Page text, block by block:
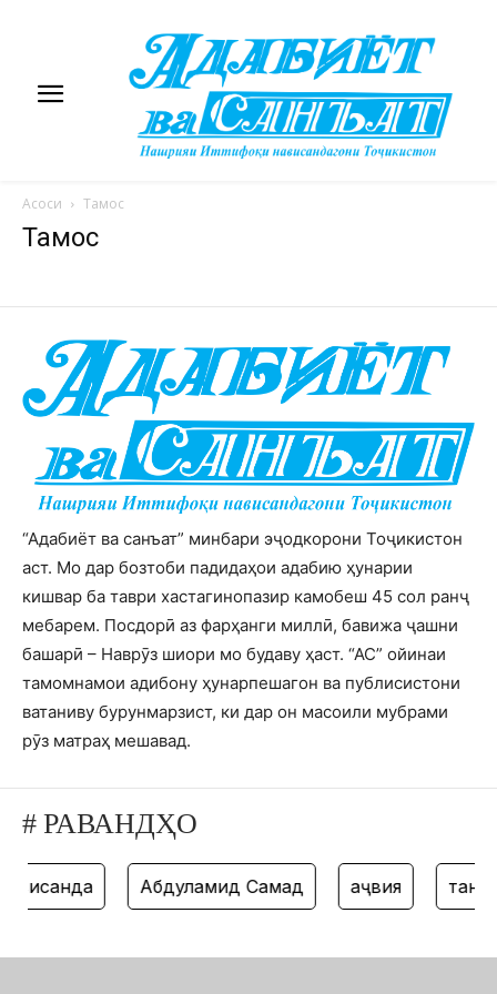
Асоси Тамос
Тамос
“Адабиёт ва санъат” минбари эҷодкорони Тоҷикистон
аст. Мо дар бозтоби падидаҳои адабию ҳунарии
кишвар ба таври хастагинопазир камобеш 45 сол ранҷ
мебарем. Посдорӣ аз фарҳанги миллӣ, бавижа ҷашни
башарӣ – Наврӯз шиори мо будаву ҳаст. “АС” ойинаи
тамомнамои адибону ҳунарпешагон ва публисистони
ватаниву бурунмарзист, ки дар он масоили мубрами
рӯз матраҳ мешавад.
# РАВАНДҲО
Абдулҳамид Самад ҳаҷвия танз